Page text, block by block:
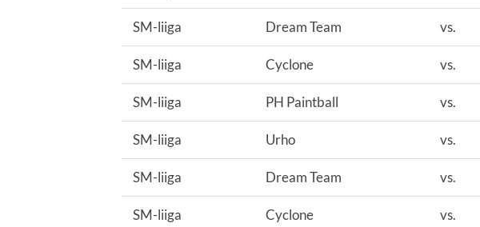
SM-liiga Dream Team vs.
SM-liiga Cyclone vs.
SM-liiga PH Paintball vs.
SM-liiga Urho vs.
SM-liiga Dream Team vs.
SM-liiga Cyclone vs.